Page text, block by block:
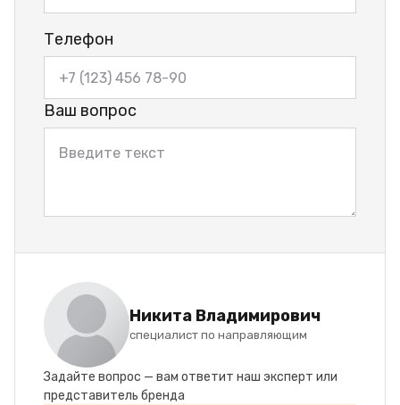
Телефон
Ваш вопрос
Никита Владимирович
специалист по направляющим
Задайте вопрос — вам ответит наш эксперт или
представитель бренда